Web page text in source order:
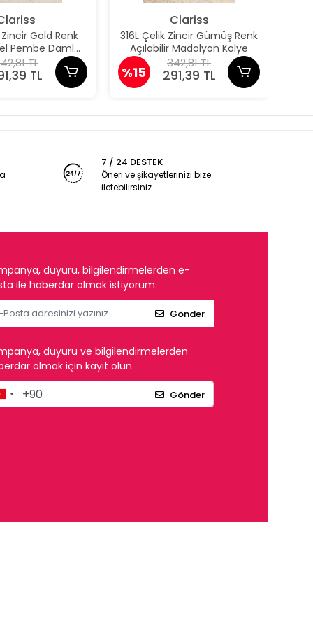
Zincir Gold Renk
Pembe Damla
Kolye
TL
TL
Clariss
316L Çelik Zincir Gümüş Renk
Açılabilir Madalyon Kolye
%15
342,81 TL
291,39 TL
7 / 24 DESTEK
Öneri ve şikayetlerinizi bize
iletebilirsiniz.
duyuru, bilgilendirmelerden e-
ile haberdar olmak istiyorum.
Gönder
duyuru ve bilgilendirmelerden
olmak için kayıt olun.
Gönder